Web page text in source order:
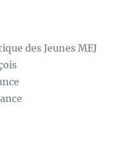
des Jeunes MEJ